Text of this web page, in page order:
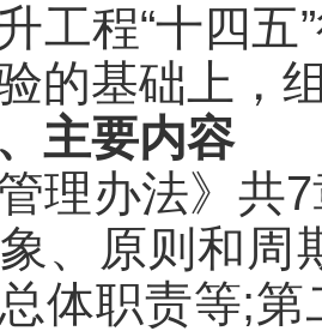
工程“十四
的基础上，
要内容
办法》共7
、原则和周
体职责等;